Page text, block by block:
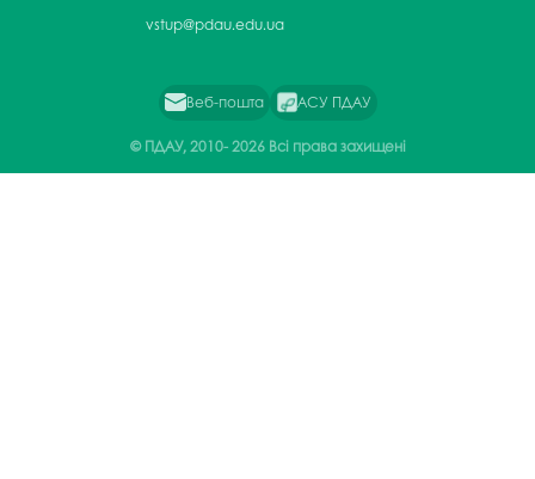
vstup@pdau.edu.ua
Веб-пошта АСУ ПДАУ
© ПДАУ, 2010-2026 Всі права захищені